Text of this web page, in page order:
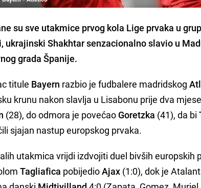
su sve utakmice prvog kola Lige prvaka u
ukrajinskiShakhtarsenzacionalno slavio u
grada Španije.
titule Bayern razbio je fudbalere madridskog
krunu nakon slavlja u Lisabonu prije dva
(28), do odmora je povećao Goretzka (41), da bi
sjajan nastup europskog prvaka.
utakmica vrijdi izdvojiti duel bivših europskih
Tagliafica pobijedioAjax (1:0), dok je